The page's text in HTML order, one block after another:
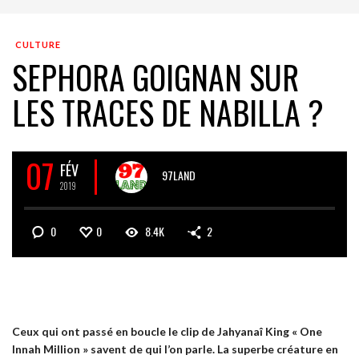
CULTURE
SEPHORA GOIGNAN SUR
LES TRACES DE NABILLA ?
07 FÉV
2019
97LAND
0 0 8.4K 2
Ceux qui ont passé en boucle le clip de Jahyanaî King « One
Innah Million » savent de qui l’on parle. La superbe créature en